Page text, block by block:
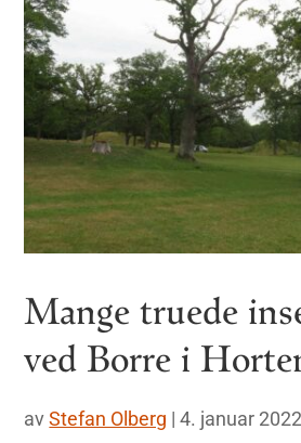
Mange truede
ved Borre i
avStefan Olberg |4. januar 2022